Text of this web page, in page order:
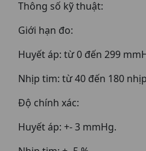
Thông số kỹ thuật:
Giới hạn đo:
Huyết áp: từ 0 đến 299
Nhịp tim: từ 40 đến 180
Độ chính xác:
Huyết áp: +- 3 mmHg.